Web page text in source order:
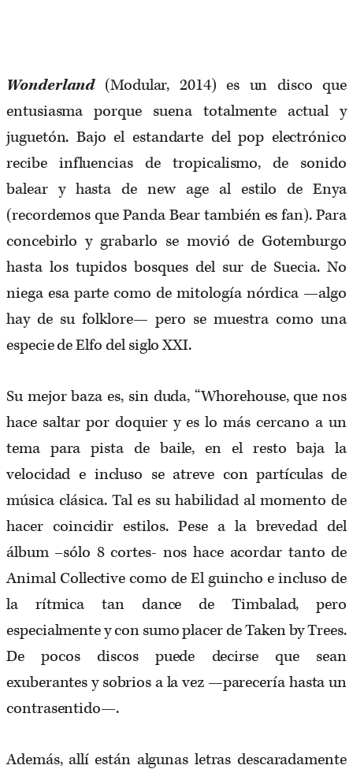
Wonderland(Modular, 2014) es un disco que
entusiasma porque suena totalmente actual y
juguetón. Bajo el estandarte del pop electrónico
recibe influencias de tropicalismo, de sonido
balear y hasta de new age al estilo de Enya
(recordemos que Panda Bear también es fan). Para
concebirlo y grabarlo se movió de Gotemburgo
hasta los tupidos bosques del sur de Suecia. No
niega esa parte como de mitología nórdica —algo
hay de su folklore— pero se muestra como una
especie de Elfo del siglo XXI.
Su mejor baza es, sin duda, “Whorehouse, que nos
hace saltar por doquier y es lo más cercano a un
tema para pista de baile, en el resto baja la
velocidad e incluso se atreve con partículas de
música clásica. Tal es su habilidad al momento de
hacer coincidir estilos. Pese a la brevedad del
álbum –sólo 8 cortes- nos hace acordar tanto de
Animal Collective como de El guincho e incluso de
la rítmica tan dance de Timbalad, pero
especialmente y con sumo placer de Taken by Trees.
De pocos discos puede decirse que sean
exuberantes y sobrios a la vez —parecería hasta un
contrasentido—.
Además, allí están algunas letras descaradamente